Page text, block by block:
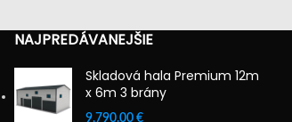
NAJPREDÁVANEJŠIE
Skladová hala Premium 12m
x 6m 3 brány
9,790.00 €